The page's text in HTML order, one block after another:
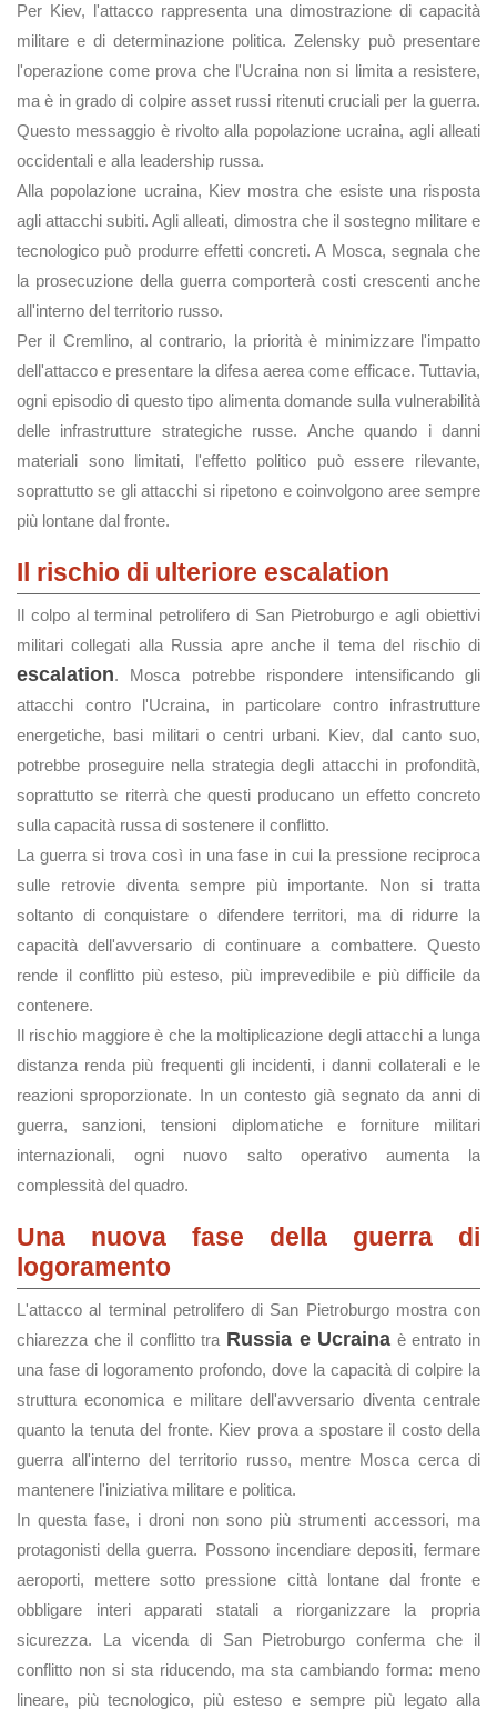
Per Kiev, l'attacco rappresenta una dimostrazione di capacità
militare e di determinazione politica. Zelensky può presentare
l'operazione come prova che l'Ucraina non si limita a resistere,
ma è in grado di colpire asset russi ritenuti cruciali per la guerra.
Questo messaggio è rivolto alla popolazione ucraina, agli alleati
occidentali e alla leadership russa.
Alla popolazione ucraina, Kiev mostra che esiste una risposta
agli attacchi subiti. Agli alleati, dimostra che il sostegno militare e
tecnologico può produrre effetti concreti. A Mosca, segnala che
la prosecuzione della guerra comporterà costi crescenti anche
all'interno del territorio russo.
Per il Cremlino, al contrario, la priorità è minimizzare l'impatto
dell'attacco e presentare la difesa aerea come efficace. Tuttavia,
ogni episodio di questo tipo alimenta domande sulla vulnerabilità
delle infrastrutture strategiche russe. Anche quando i danni
materiali sono limitati, l'effetto politico può essere rilevante,
soprattutto se gli attacchi si ripetono e coinvolgono aree sempre
più lontane dal fronte.
Il rischio di ulteriore escalation
Il colpo al terminal petrolifero di San Pietroburgo e agli obiettivi
militari collegati alla Russia apre anche il tema del rischio di
escalation. Mosca potrebbe rispondere intensificando gli
attacchi contro l'Ucraina, in particolare contro infrastrutture
energetiche, basi militari o centri urbani. Kiev, dal canto suo,
potrebbe proseguire nella strategia degli attacchi in profondità,
soprattutto se riterrà che questi producano un effetto concreto
sulla capacità russa di sostenere il conflitto.
La guerra si trova così in una fase in cui la pressione reciproca
sulle retrovie diventa sempre più importante. Non si tratta
soltanto di conquistare o difendere territori, ma di ridurre la
capacità dell'avversario di continuare a combattere. Questo
rende il conflitto più esteso, più imprevedibile e più difficile da
contenere.
Il rischio maggiore è che la moltiplicazione degli attacchi a lunga
distanza renda più frequenti gli incidenti, i danni collaterali e le
reazioni sproporzionate. In un contesto già segnato da anni di
guerra, sanzioni, tensioni diplomatiche e forniture militari
internazionali, ogni nuovo salto operativo aumenta la
complessità del quadro.
Una nuova fase della guerra di
logoramento
L'attacco al terminal petrolifero di San Pietroburgo mostra con
chiarezza che il conflitto tra Russia e Ucraina è entrato in
una fase di logoramento profondo, dove la capacità di colpire la
struttura economica e militare dell'avversario diventa centrale
quanto la tenuta del fronte. Kiev prova a spostare il costo della
guerra all'interno del territorio russo, mentre Mosca cerca di
mantenere l'iniziativa militare e politica.
In questa fase, i droni non sono più strumenti accessori, ma
protagonisti della guerra. Possono incendiare depositi, fermare
aeroporti, mettere sotto pressione città lontane dal fronte e
obbligare interi apparati statali a riorganizzare la propria
sicurezza. La vicenda di San Pietroburgo conferma che il
conflitto non si sta riducendo, ma sta cambiando forma: meno
lineare, più tecnologico, più esteso e sempre più legato alla